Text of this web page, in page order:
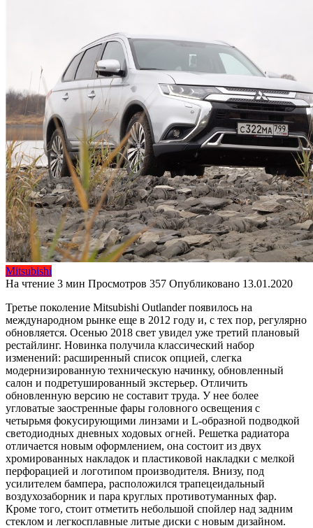
Mitsubishi
На чтение 3 мин Просмотров 357 Опубликовано 13.01.2020
Третье поколение Mitsubishi Outlander появилось на
международном рынке еще в 2012 году и, с тех пор, регулярно
обновляется. Осенью 2018 свет увидел уже третий плановый
рестайлинг. Новинка получила классический набор
изменений: расширенный список опцией, слегка
модернизированную техническую начинку, обновленный
салон и подретушированный экстерьер. Отличить
обновленную версию не составит труда. У нее более
угловатые заостренные фары головного освещения с
четырьмя фокусирующими линзами и L-образной подводкой
светодиодных дневных ходовых огней. Решетка радиатора
отличается новым оформлением, она состоит из двух
хромированных накладок и пластиковой накладки с мелкой
перфорацией и логотипом производителя. Внизу, под
усилителем бампера, расположился трапецеидальный
воздухозаборник и пара круглых противотуманных фар.
Кроме того, стоит отметить небольшой спойлер над задним
стеклом и легкосплавные литые диски с новым дизайном.